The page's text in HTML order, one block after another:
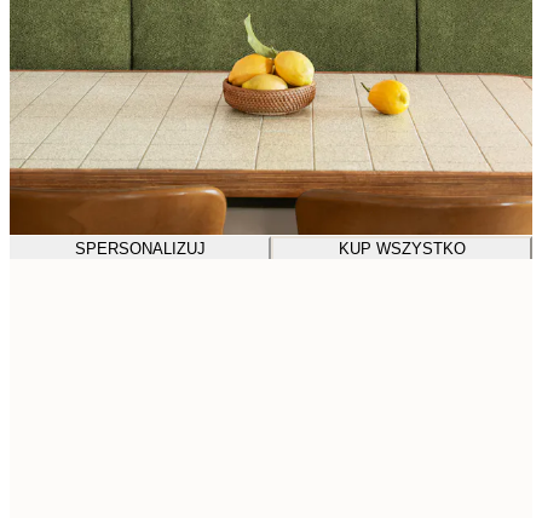
SPERSONALIZUJ KUP WSZYSTKO